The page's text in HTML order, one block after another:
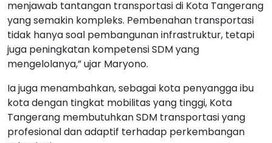
yang semakin kompleks. Pembenahan transportasi
tidak hanya soal pembangunan infrastruktur, tetapi
juga peningkatan kompetensi SDM yang
mengelolanya,” ujar Maryono.
kota dengan tingkat mobilitas yang tinggi, Kota
Tangerang membutuhkan SDM transportasi yang
profesional dan adaptif terhadap perkembangan
teknologi.